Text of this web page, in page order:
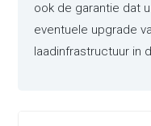
ook de garantie dat
eventuele upgrade
laadinfrastructuur in